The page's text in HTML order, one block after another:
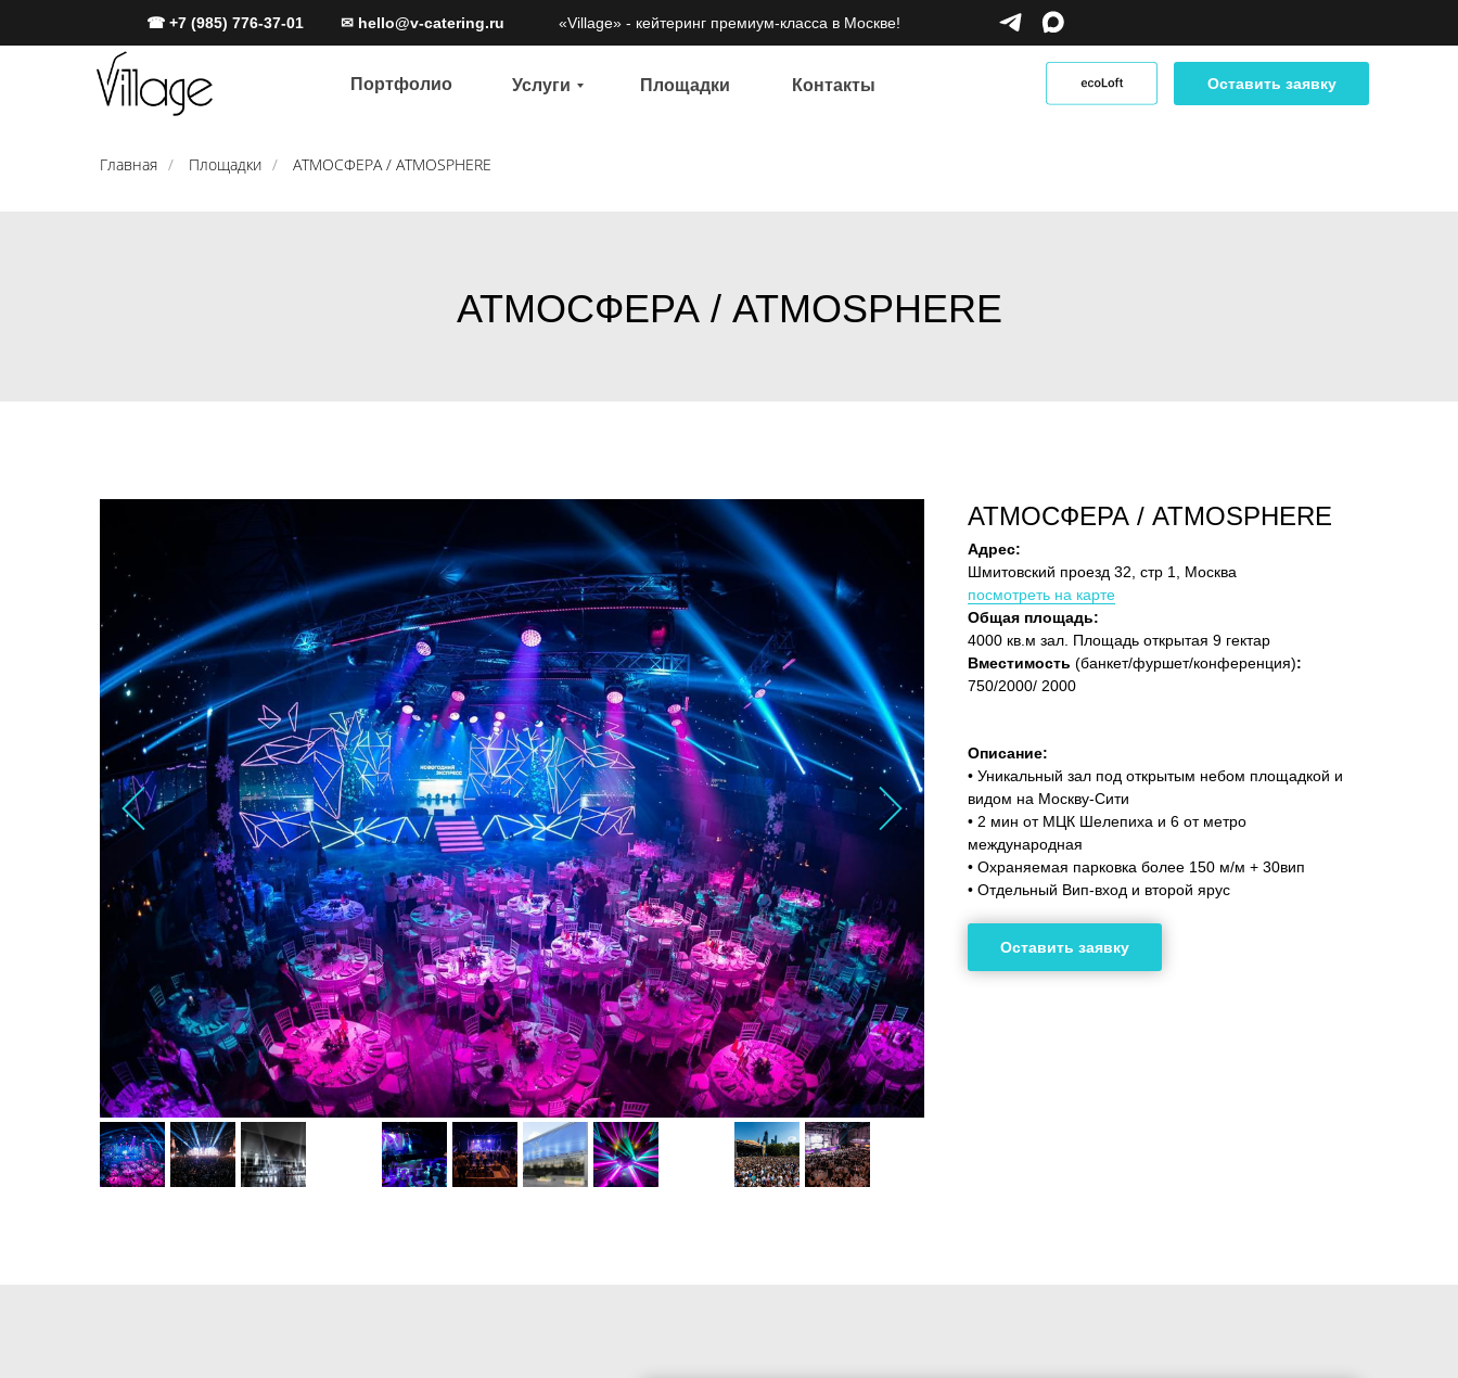
«Village» - кейтеринг премиум-класса в Москве!
☎ +7 (985) 776-37-01 ✉ hello@v-catering.ru
Портфолио Площадки Контакты Оставить заявку
Услуги
Главная / Площадки / АТМОСФЕРА / ATMOSPHERE
АТМОСФЕРА / ATMOSPHERE
АТМОСФЕРА / ATMOSPHERE
Адрес:
Шмитовский проезд 32, стр 1, Москва
посмотреть на карте
Общая площадь:
4000 кв.м зал. Площадь открытая 9 гектар
Вместимость (банкет/фуршет/конференция):
750/2000/ 2000
Описание:
• Уникальный зал под открытым небом площадкой и
видом на Москву-Сити
• 2 мин от МЦК Шелепиха и 6 от метро
международная
• Охраняемая парковка более 150 м/м + 30вип
• Отдельный Вип-вход и второй ярус
Оставить заявку